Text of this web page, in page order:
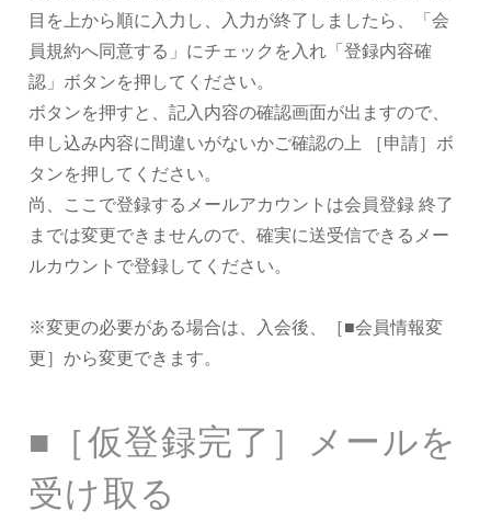
目を上から順に入力し、入力が終了しましたら、「会
員規約へ同意する」にチェックを入れ「登録内容確
認」ボタンを押してください。
ボタンを押すと、記入内容の確認画面が出ますので、
申し込み内容に間違いがないかご確認の上 ［申請］ボ
タンを押してください。
尚、ここで登録するメールアカウントは会員登録 終了
までは変更できませんので、確実に送受信できるメー
ルカウントで登録してください。
※変更の必要がある場合は、入会後、［■会員情報変
更］から変更できます。
■［仮登録完了］メールを
受け取る